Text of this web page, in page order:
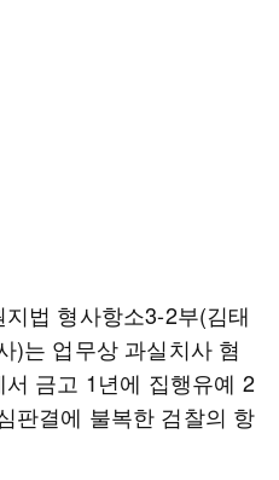
법 형사항소3-2부(김태
)는 업무상 과실치사 혐
금고 1년에 집행유예 2
판결에 불복한 검찰의 항